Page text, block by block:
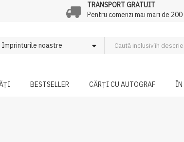
TRANSPORT GRATUIT
Pentru comenzi mai mari de 200
BESTSELLER CĂRȚI CU AUTOGRAF ÎN